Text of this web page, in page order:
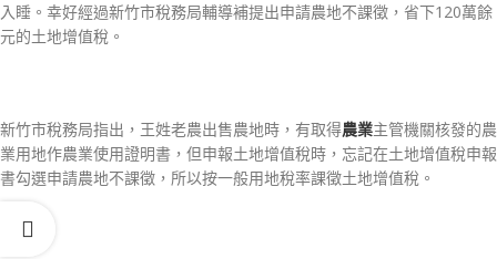
入睡。幸好經過新竹市稅務局輔導補提出申請農地不課徵，省下120萬餘
元的土地增值稅。
新竹市稅務局指出，王姓老農出售農地時，有取得農業主管機關核發的農
業用地作農業使用證明書，但申報土地增值稅時，忘記在土地增值稅申報
書勾選申請農地不課徵，所以按一般用地稅率課徵土地增值稅。